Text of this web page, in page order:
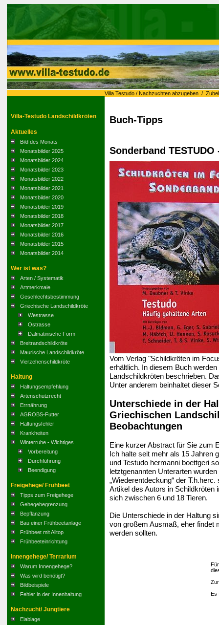
Villa Testudo / Nachzuchten abzugeben /
Villa-Testudo Landschildkröten
Aktuelles
Bild des Monats
Monatsbilder 2025
Monatsbilder 2024
Monatsbilder 2023
Monatsbilder 2022
Monatsbilder 2021
Monatsbilder 2020
Monatsbilder 2019
Monatsbilder 2018
Monatsbilder 2017
Monatsbilder 2016
Monatsbilder 2015
Monatsbilder 2014
Wer ist was?
Arten / Systematik
Artmerkmale
Geschlechtsbestimmung
Griechische Landschildkröte
Westrasse
Ostrasse
Dalmatinische Form
Breitrandschildkröte
Maurische Landschildkröte
Vierzehenschildkröte
Haltung
Haltungsempfehlung
Artenschutzrecht
Errnährung
AGROBS-Futter
Haltungsfehler
Krankheiten
Winterruhe - Wichtiges
Vorbereitung
Durchführung
Beendigung
Freigehege/ Frühbeet
Tipps zum Freigehege
Gehegebegrenzung
Bepflanzung
Bau einer Frühbeetanlage
Frühbeet mit Alltop
Frühbeeteinrichtung
Innengehege/ Terrarium
Warum Innengehege?
Was wird benötigt?
Bildbeispiele
Fehler in der Innenhaltung
Nachzucht/ Jungtiere
Eiablage
Buch-Tipps
Sonderband
Vom Verlag "Schildkröten im
erhältlich. In diesem Buch
Landschildkröten beschrieben.
Unter anderem beinhaltet dieser
Unterschiede in der
Griechischen
Beobachtungen
Eine kurzer Abstract für Sie zum
Ich halte seit mehr als 15 Jahren
und Testudo hermanni boettgeri
letztgenannten Unterarten
„Wiederentdeckung“ der
Artikel des Autors in Schildkröten
sich zwischen 6 und 18 Tieren.
Die Unterschiede in der Haltung
von großem Ausmaß, eher findet
werden sollten.
Es